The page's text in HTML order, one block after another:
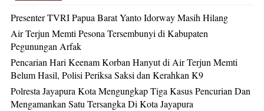
Presenter TVRI Papua Barat Yanto Idorway Masih Hilang
Air Terjun Memti Pesona Tersembunyi di Kabupaten
Pegunungan Arfak
Pencarian Hari Keenam Korban Hanyut di Air Terjun Memti
Belum Hasil, Polisi Periksa Saksi dan Kerahkan K9
Polresta Jayapura Kota Mengungkap Tiga Kasus Pencurian Dan
Mengamankan Satu Tersangka Di Kota Jayapura